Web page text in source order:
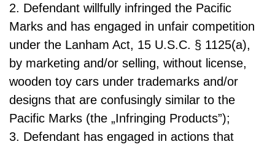
2. Defendant willfully infringed the Pacific
Marks and has engaged in unfair competition
under the Lanham Act, 15 U.S.C. § 1125(a),
by marketing and/or selling, without license,
wooden toy cars under trademarks and/or
designs that are confusingly similar to the
Pacific Marks (the „Infringing Products”);
3. Defendant has engaged in actions that